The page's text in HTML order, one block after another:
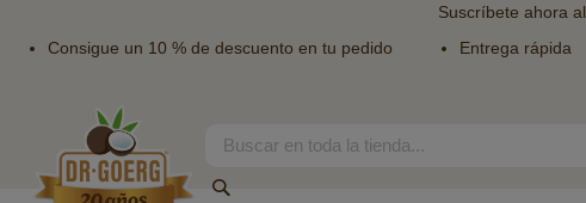
Suscríbete ahora al
Consigue un 10 % de descuento en tu pedido
Entrega rápida
contenido
Search